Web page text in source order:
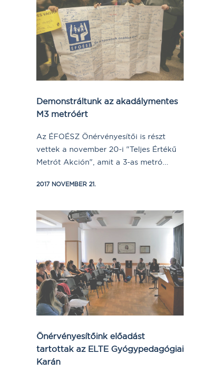
Demonstráltunk az akadálymentes
M3 metróért
Az ÉFOÉSZ Önérvényesítői is részt
vettek a november 20-i "Teljes Értékű
Metrót Akción", amit a 3-as metró...
2017 NOVEMBER 21.
Önérvényesítőink előadást
tartottak az ELTE Gyógypedagógiai
Karán